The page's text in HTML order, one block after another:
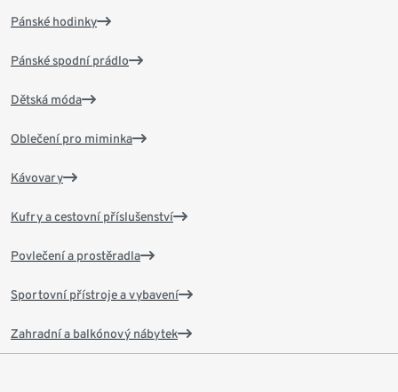
Pánské hodinky
Pánské spodní prádlo
Dětská móda
Oblečení pro miminka
Kávovary
Kufry a cestovní příslušenství
Povlečení a prostěradla
Sportovní přístroje a vybavení
Zahradní a balkónový nábytek